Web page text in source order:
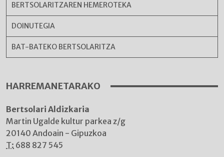
BERTSOLARITZAREN HEMEROTEKA
DOINUTEGIA
BAT-BATEKO BERTSOLARITZA
HARREMANETARAKO
Bertsolari Aldizkaria
Martin Ugalde kultur parkea z/g
20140 Andoain - Gipuzkoa
T: 688 827 545